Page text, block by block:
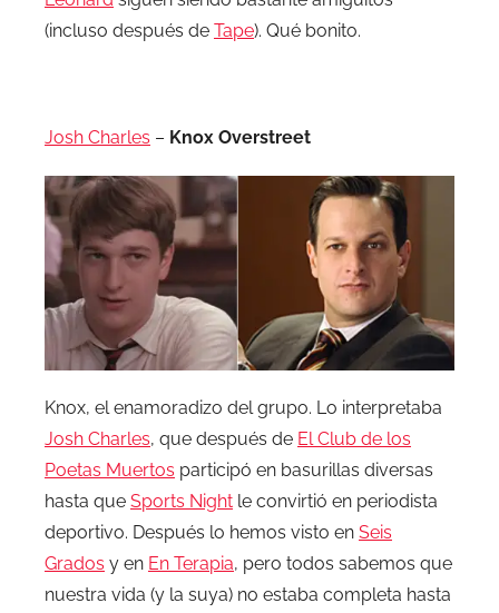
(incluso después de Tape). Qué bonito.
Josh Charles – Knox Overstreet
Knox, el enamoradizo del grupo. Lo interpretaba
Josh Charles, que después de El Club de los
Poetas Muertos participó en basurillas diversas
hasta que Sports Night le convirtió en periodista
deportivo. Después lo hemos visto en Seis
Grados y en En Terapia, pero todos sabemos que
nuestra vida (y la suya) no estaba completa hasta